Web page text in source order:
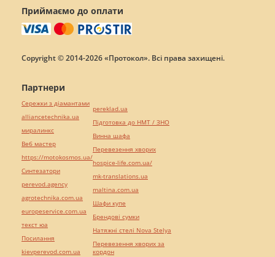
Приймаємо до оплати
Copyright © 2014-2026 «Протокол». Всі права захищені.
Партнери
Сережки з діамантами
alliancetechnika.ua
миралинкс
Веб мастер
https://motokosmos.ua/
Синтезатори
perevod.agency
agrotechnika.com.ua
europeservice.com.ua
текст юа
Посилання
kievperevod.com.ua
pereklad.ua
Підготовка до НМТ / ЗНО
Винна шафа
Перевезення хворих
hospice-life.com.ua/
mk-translations.ua
maltina.com.ua
Шафи купе
Брендові сумки
Натяжні стелі Nova Stelya
Перевезення хворих за
кордон